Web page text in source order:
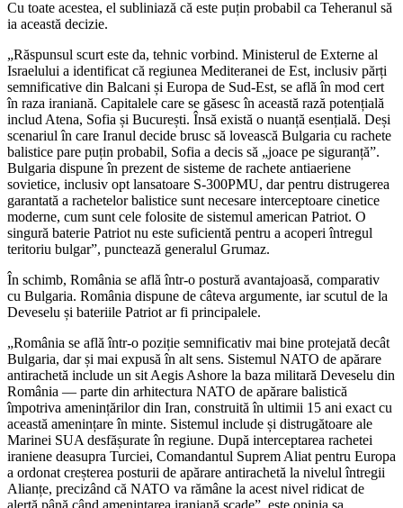
Cu toate acestea, el subliniază că este puțin probabil ca Teheranul să
ia această decizie.
„Răspunsul scurt este da, tehnic vorbind. Ministerul de Externe al
Israelului a identificat că regiunea Mediteranei de Est, inclusiv părți
semnificative din Balcani și Europa de Sud-Est, se află în mod cert
în raza iraniană. Capitalele care se găsesc în această rază potențială
includ Atena, Sofia și București. Însă există o nuanță esențială. Deși
scenariul în care Iranul decide brusc să lovească Bulgaria cu rachete
balistice pare puțin probabil, Sofia a decis să „joace pe siguranță”.
Bulgaria dispune în prezent de sisteme de rachete antiaeriene
sovietice, inclusiv opt lansatoare S-300PMU, dar pentru distrugerea
garantată a rachetelor balistice sunt necesare interceptoare cinetice
moderne, cum sunt cele folosite de sistemul american Patriot. O
singură baterie Patriot nu este suficientă pentru a acoperi întregul
teritoriu bulgar”, punctează generalul Grumaz.
În schimb, România se află într-o postură avantajoasă, comparativ
cu Bulgaria. România dispune de câteva argumente, iar scutul de la
Deveselu și bateriile Patriot ar fi principalele.
„România se află într-o poziție semnificativ mai bine protejată decât
Bulgaria, dar și mai expusă în alt sens. Sistemul NATO de apărare
antirachetă include un sit Aegis Ashore la baza militară Deveselu din
România — parte din arhitectura NATO de apărare balistică
împotriva amenințărilor din Iran, construită în ultimii 15 ani exact cu
această amenințare în minte. Sistemul include și distrugătoare ale
Marinei SUA desfășurate în regiune. După interceptarea rachetei
iraniene deasupra Turciei, Comandantul Suprem Aliat pentru Europa
a ordonat creșterea posturii de apărare antirachetă la nivelul întregii
Alianțe, precizând că NATO va rămâne la acest nivel ridicat de
alertă până când amenințarea iraniană scade”, este opinia sa.